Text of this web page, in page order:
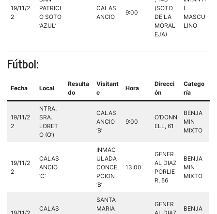
19/11/2
2
PATRICI
O SOTO
‘AZUL’
CALAS
ANCIO
9:00
(SOTO
DE LA
MORAL
EJA)
L
MASCU
LINO
Fútbol:
Fecha Local
Resulta
do
Visitant
e
Hora
Direcci
ón
Catego
ría
19/11/2
2
NTRA.
SRA.
LORET
O (O’)
CALAS
ANCIO
‘B’
9:00
O’DONN
ELL, 61
BENJA
MIN
MIXTO
19/11/2
2
CALAS
ANCIO
‘C’
INMAC
ULADA
CONCE
PCION
‘B’
13:00
GENER
AL DIAZ
PORLIE
R, 56
BENJA
MIN
MIXTO
CALAS
SANTA
MARIA
GENER
BENJA